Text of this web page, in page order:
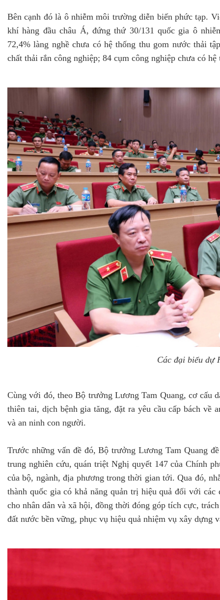
Bên cạnh đó là ô nhiễm môi trường diễn biến phức tạp.
khí hàng đầu châu Á, đứng thứ 30/131 quốc gia ô
72,4% làng nghề chưa có hệ thống thu gom nước thải
chất thải rắn công nghiệp; 84 cụm công nghiệp chưa có
Các đại biểu dự
Cùng với đó, theo Bộ trưởng Lương Tam Quang, cơ cấu
thiên tai, dịch bệnh gia tăng, đặt ra yêu cầu cấp bách
và an ninh con người.
Trước những vấn đề đó, Bộ trưởng Lương Tam Quang
trung nghiên cứu, quán triệt Nghị quyết 147 của Chính
của bộ, ngành, địa phương trong thời gian tới. Qua đó,
thành quốc gia có khả năng quản trị hiệu quả đối với
cho nhân dân và xã hội, đồng thời đóng góp tích cực,
đất nước bền vững, phục vụ hiệu quả nhiệm vụ xây dựng